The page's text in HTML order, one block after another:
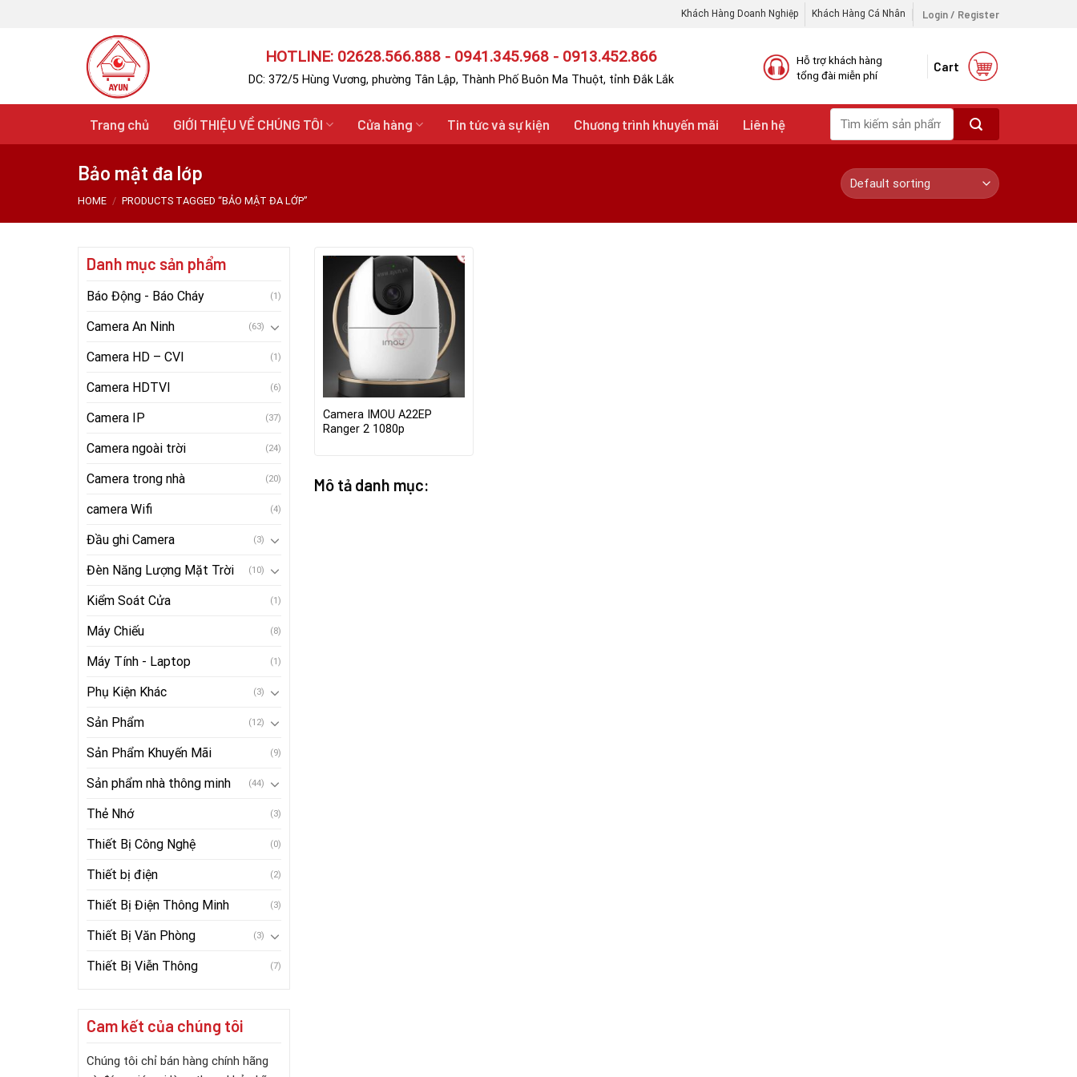
Khách Hàng Doanh Nghiệp Khách Hàng Cá Nhân Login / Register
HOTLINE: 02628.566.888 - 0941.345.968 - 0913.452.866
DC: 372/5 Hùng Vương, phường Tân Lập, Thành Phố Buôn Ma Thuột, tỉnh Đắk Lắk
Hỗ trợ khách hàng
tổng đài miễn phí
Cart
Trang chủ GIỚI THIỆU VỀ CHÚNG TÔI Cửa hàng Tin tức và sự kiện Chương trình khuyến mãi Liên hệ
for:
Bảo mật đa lớp
HOME / PRODUCTS TAGGED “BẢO MẬT ĐA LỚP”
Danh mục sản phẩm
Báo Động - Báo Cháy (1)
Camera An Ninh (63)
Camera HD – CVI (1)
Camera HDTVI (6)
Camera IP (37)
Camera ngoài trời (24)
Camera trong nhà (20)
camera Wifi (4)
Đầu ghi Camera (3)
Đèn Năng Lượng Mặt Trời (10)
Kiểm Soát Cửa (1)
Máy Chiếu (8)
Máy Tính - Laptop (1)
Phụ Kiện Khác (3)
Sản Phẩm (12)
Sản Phẩm Khuyến Mãi (9)
Sản phẩm nhà thông minh (44)
Thẻ Nhớ (3)
Thiết Bị Công Nghệ (0)
Thiết bị điện (2)
Thiết Bị Điện Thông Minh (3)
Thiết Bị Văn Phòng (3)
Thiết Bị Viễn Thông (7)
Cam kết của chúng tôi
Chúng tôi chỉ bán hàng chính hãng
Camera IMOU A22EP
Ranger 2 1080p
Mô tả danh mục: